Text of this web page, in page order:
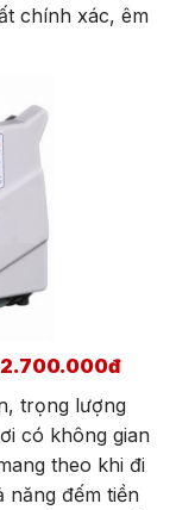
chính xác, êm
2.700.000đ
trọng lượng
có không gian
theo khi đi
năng đếm tiền